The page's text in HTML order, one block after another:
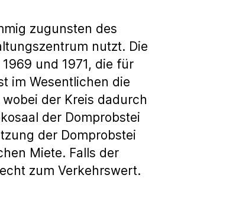
zugunsten des
nutzt. Die
und 1971, die für
im Wesentlichen die
der Kreis dadurch
der Domprobstei
der Domprobstei
Miete. Falls der
zum Verkehrswert.